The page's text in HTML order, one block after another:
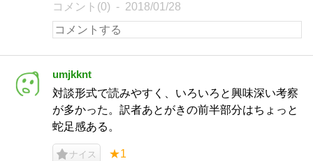
コメント(0) 2018/01/28
umjkknt
対談形式で読みやすく、いろいろと興味深い考察
が多かった。訳者あとがきの前半部分はちょっと
蛇足感ある。
ナイス ★1